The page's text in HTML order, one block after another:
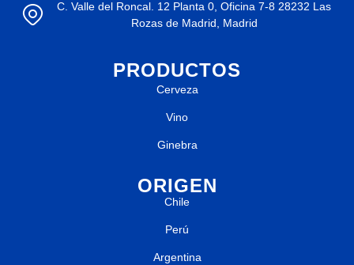
C. Valle del Roncal. 12 Planta 0, Oficina 7-8 28232 Las
Rozas de Madrid, Madrid
PRODUCTOS
Cerveza
Vino
Ginebra
ORIGEN
Chile
Perú
Argentina